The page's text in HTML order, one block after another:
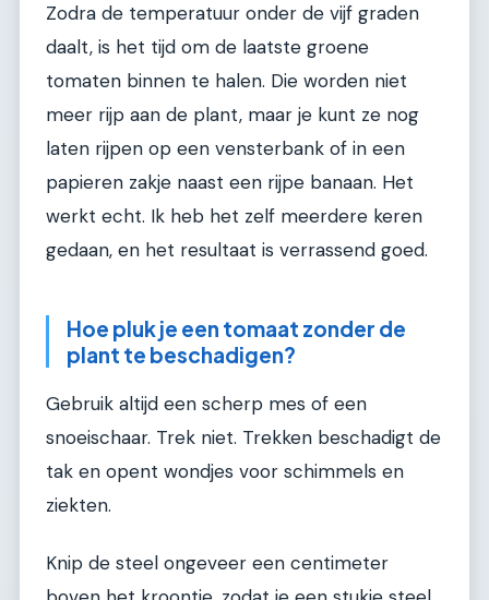
Zodra de temperatuur onder de vijf graden
daalt, is het tijd om de laatste groene
tomaten binnen te halen. Die worden niet
meer rijp aan de plant, maar je kunt ze nog
laten rijpen op een vensterbank of in een
papieren zakje naast een rijpe banaan. Het
werkt echt. Ik heb het zelf meerdere keren
gedaan, en het resultaat is verrassend goed.
Hoe pluk je een tomaat zonder de
plant te beschadigen?
Gebruik altijd een scherp mes of een
snoeischaar. Trek niet. Trekken beschadigt de
tak en opent wondjes voor schimmels en
ziekten.
Knip de steel ongeveer een centimeter